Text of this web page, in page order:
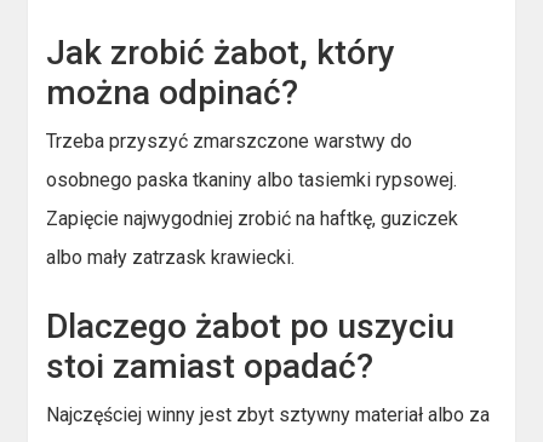
Jak zrobić żabot, który
można odpinać?
Trzeba przyszyć zmarszczone warstwy do
osobnego paska tkaniny albo tasiemki rypsowej.
Zapięcie najwygodniej zrobić na haftkę, guziczek
albo mały zatrzask krawiecki.
Dlaczego żabot po uszyciu
stoi zamiast opadać?
Najczęściej winny jest zbyt sztywny materiał albo za